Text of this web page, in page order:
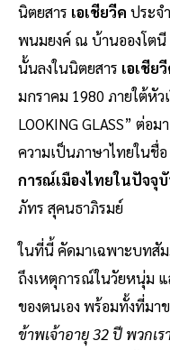
นิตยสาร เอเชียวีค ประจ
พนมยงค์ ณ บ้านอองโต
นั้นลงในนิตยสาร เอเชีย
มกราคม 1980 ภายใต้หัว
LOOKING GLASS” ต่อ
ความเป็นภาษาไทยในชื่อ
การณ์เมืองไทยในปัจจุ
ภัทร สุคนธาภิรมย์
ในที่นี้ คัดมาเฉพาะบทสั
ถึงเหตุการณ์ในวัยหนุ่ม
ของตนเอง พร้อมทั้งที่มา
ข้าพเจ้าอายุ 32 ปี พวกเ